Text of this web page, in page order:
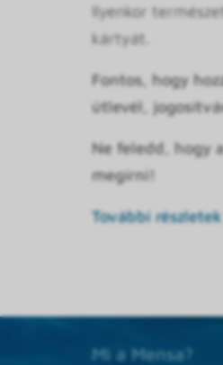
Ilyenkor
kártyát.
Fontos, hogy
útlevél,
Ne feledd, hogy
megírni!
További
Mi a Mensa?